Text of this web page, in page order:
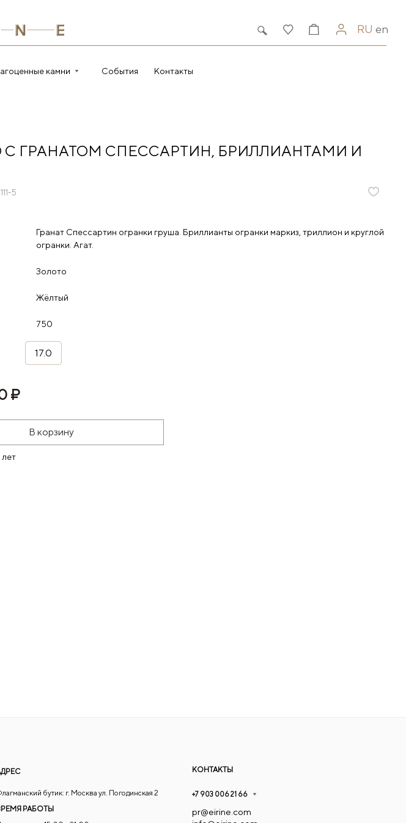
RU en
камни События Контакты
С ГРАНАТОМ СПЕССАРТИН, БРИЛЛИАНТАМИ И
5
Гранат Спессартин огранки груша. Бриллианты огранки маркиз, триллион и круглой
огранки. Агат.
Золото
Жёлтый
750
17.0
₽
В корзину
лет
бутик: г. Москва ул. Погодинская 2
РАБОТЫ
КОНТАКТЫ
+7 903 006 21 66
pr@eirine.com